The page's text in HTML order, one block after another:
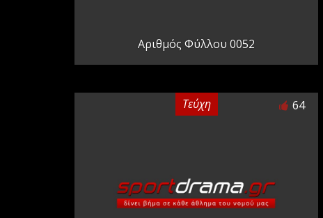
Αριθμός Φύλλου 0052
Τεύχη 64